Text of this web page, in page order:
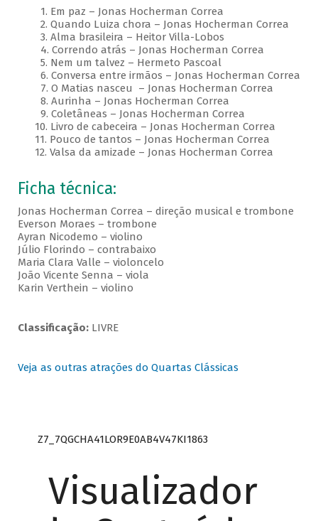
1. Em paz – Jonas Hocherman Correa
2. Quando Luiza chora – Jonas Hocherman Correa
3. Alma brasileira – Heitor Villa-Lobos
4. Correndo atrás – Jonas Hocherman Correa
5. Nem um talvez – Hermeto Pascoal
6. Conversa entre irmãos – Jonas Hocherman Correa
7. O Matias nasceu – Jonas Hocherman Correa
8. Aurinha – Jonas Hocherman Correa
9. Coletâneas – Jonas Hocherman Correa
10. Livro de cabeceira – Jonas Hocherman Correa
11. Pouco de tantos – Jonas Hocherman Correa
12. Valsa da amizade – Jonas Hocherman Correa
Ficha técnica:
Jonas Hocherman Correa – direção musical e trombone
Everson Moraes – trombone
Ayran Nicodemo – violino
Júlio Florindo – contrabaixo
Maria Clara Valle – violoncelo
João Vicente Senna – viola
Karin Verthein – violino
Classificação:LIVRE
Veja as outras atrações do Quartas Clássicas
Z7_7QGCHA41LOR9E0AB4V47KI1863
Visualizador